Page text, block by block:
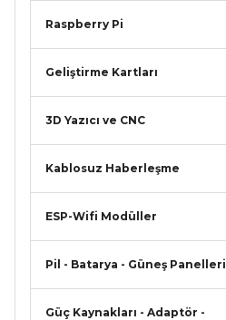
Raspberry Pi
Geliştirme Kartları
3D Yazıcı ve CNC
Kablosuz Haberleşme
ESP-Wifi Modüller
Pil - Batarya - Güneş Panelleri
Güç Kaynakları - Adaptör -